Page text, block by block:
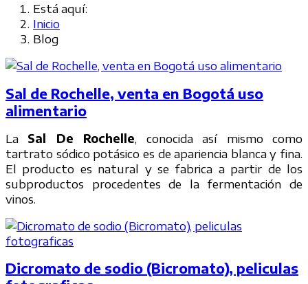
Está aquí:
Inicio
Blog
Sal de Rochelle, venta en Bogotá uso
alimentario
La Sal De Rochelle, conocida así mismo como
tartrato sódico potásico es de apariencia blanca y fina.
El producto es natural y se fabrica a partir de los
subproductos procedentes de la fermentación de
vinos.
Dicromato de sodio (Bicromato), peliculas